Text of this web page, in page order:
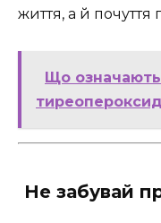
життя, а й почуття
Що означають
Не забувай